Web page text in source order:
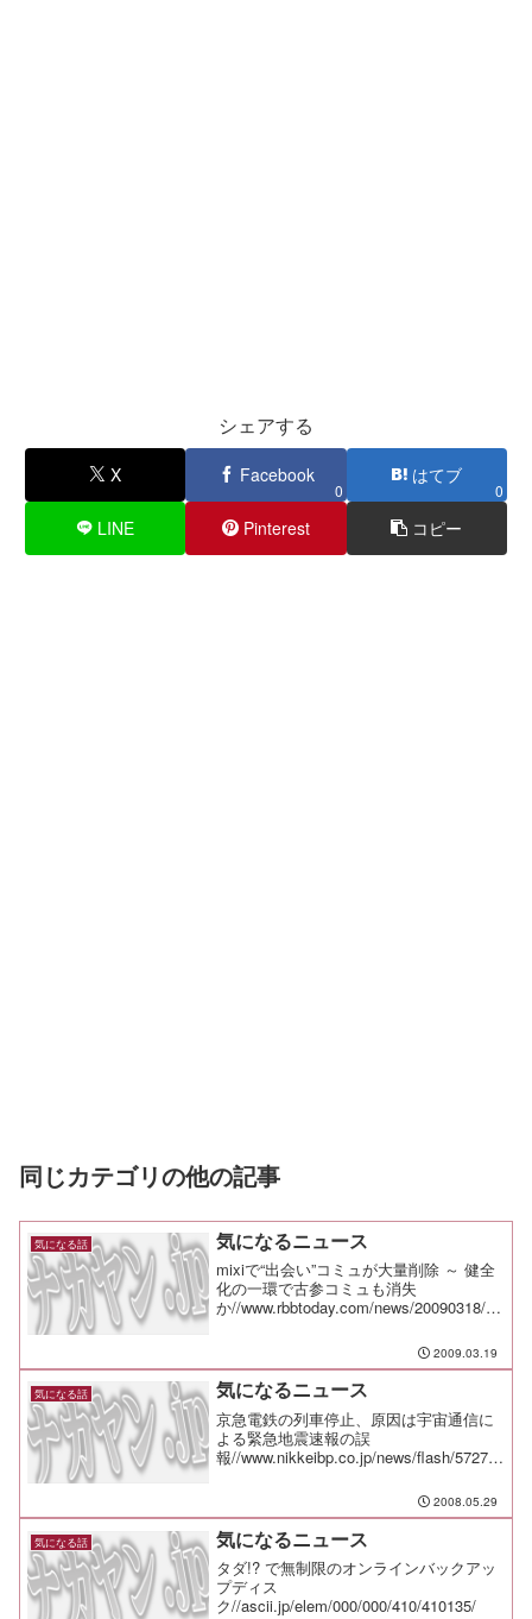
シェアする
X Facebook
0
はてブ
0
LINE Pinterest コピー
同じカテゴリの他の記事
気になる話 気になるニュース
mixiで“出会い”コミュが大量削除 ～ 健全
化の一環で古参コミュも消失
か//www.rbbtoday.com/news/20090318/58
由//internet.w...
2009.03.19
気になる話 気になるニュース
京急電鉄の列車停止、原因は宇宙通信に
よる緊急地震速報の誤
報//www.nikkeibp.co.jp/news/flash/57275
立//www.nikkeibp.co.jp/news/...
2008.05.29
気になる話 気になるニュース
タダ!? で無制限のオンラインバックアッ
プディス
ク//ascii.jp/elem/000/000/410/410135/